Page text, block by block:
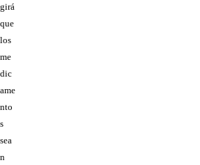
girá
que
los
me
dic
ame
nto
s
sea
n